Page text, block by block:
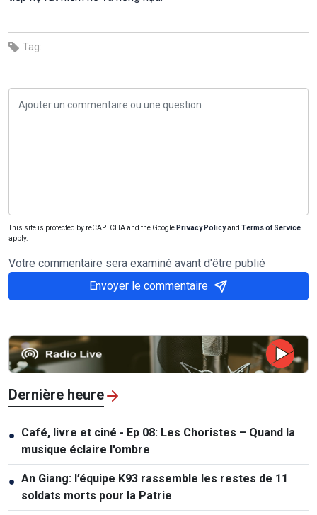
Tag:
This site is protected by reCAPTCHA and the Google Privacy Policyand Terms of Service
apply.
Votre commentaire sera examiné avant d'être publié
Envoyer le commentaire
Dernière heure
● Café, livre et ciné - Ep 08: Les Choristes – Quand la
musique éclaire l'ombre
● An Giang: l’équipe K93 rassemble les restes de 11
soldats morts pour la Patrie